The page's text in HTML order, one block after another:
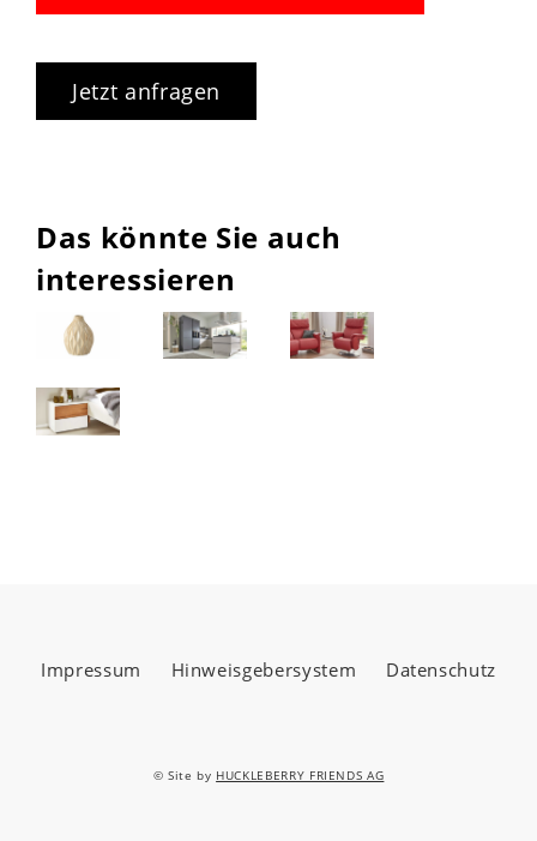
Jetzt anfragen
Das könnte Sie auch
interessieren
Impressum Hinweisgebersystem Datenschutz
© Site by HUCKLEBERRY FRIENDS AG